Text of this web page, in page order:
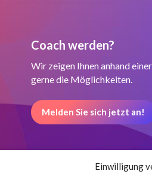
Einwilligung
Coach werden?
Wir zeigen Ihnen anhand
gerne die Möglichkeiten.
Melden Sie sich jetzt an!